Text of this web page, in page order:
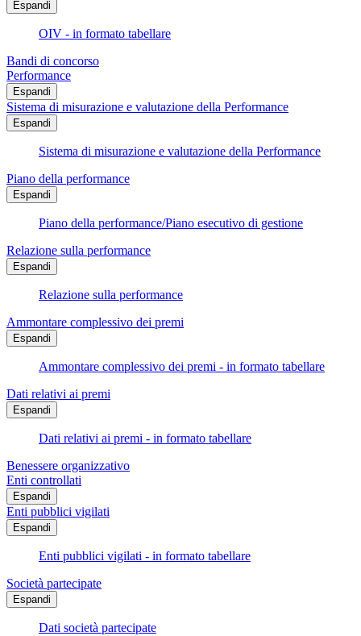
Espandi
OIV - in formato tabellare
Bandi di concorso
Performance
Espandi
Sistema di misurazione e valutazione della Performance
Espandi
Sistema di misurazione e valutazione della Performance
Piano della performance
Espandi
Piano della performance/Piano esecutivo di gestione
Relazione sulla performance
Espandi
Relazione sulla performance
Ammontare complessivo dei premi
Espandi
Ammontare complessivo dei premi - in formato tabellare
Dati relativi ai premi
Espandi
Dati relativi ai premi - in formato tabellare
Benessere organizzativo
Enti controllati
Espandi
Enti pubblici vigilati
Espandi
Enti pubblici vigilati - in formato tabellare
Società partecipate
Espandi
Dati società partecipate